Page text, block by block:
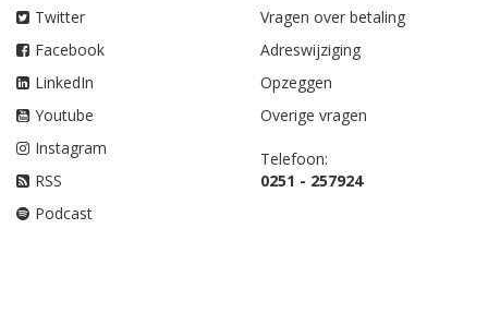
Twitter
Facebook
LinkedIn
Youtube
Instagram
RSS
Podcast
Vragen over betaling
Adreswijziging
Opzeggen
Overige vragen
Telefoon:
0251 - 257924